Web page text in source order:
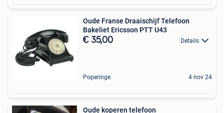
Oude Franse Draaischijf Telefoon
Bakeliet Ericsson PTT U43
€ 35,00 Details
Poperinge 4 nov 24
Oude koperen telefoon